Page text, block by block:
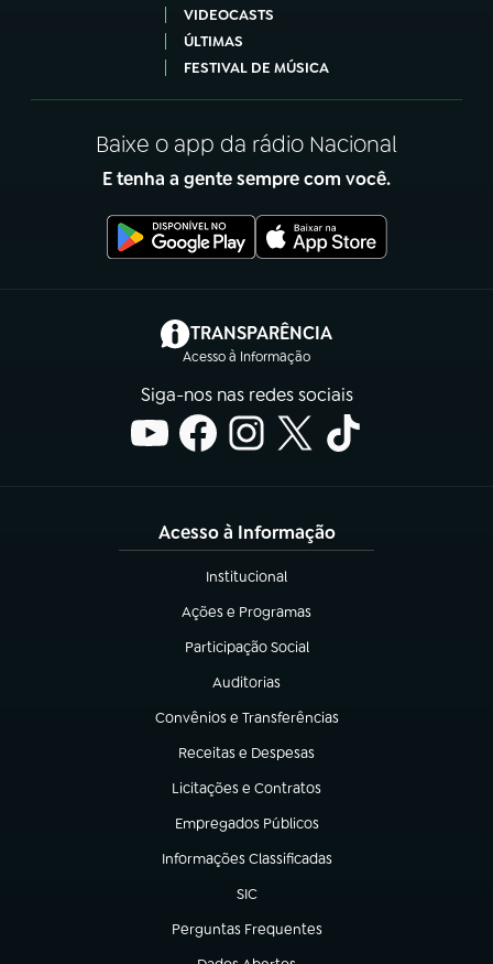
VIDEOCASTS
ÚLTIMAS
FESTIVAL DE MÚSICA
Baixe o app da rádio Nacional
E tenha a gente sempre com você.
TRANSPARÊNCIA
Acesso à Informação
(abre em nova aba)
Siga-nos nas redes sociais
Acesso à Informação
Institucional
(abre em nova aba)
Ações e Programas
(abre em nova aba)
Participação Social
(abre em nova aba)
Auditorias
(abre em nova aba)
Convênios e Transferências
(abre em nova aba)
Receitas e Despesas
(abre em nova aba)
Licitações e Contratos
(abre em nova aba)
Empregados Públicos
(abre em nova aba)
Informações Classificadas
(abre em nova aba)
SIC
(abre em nova aba)
Perguntas Frequentes
(abre em nova aba)